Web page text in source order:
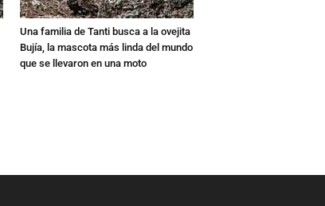
Una familia de Tanti busca a la ovejita
Bujía, la mascota más linda del mundo
que se llevaron en una moto